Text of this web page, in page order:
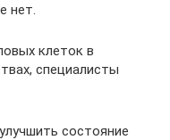
нет.
клеток в
специалисты
состояние